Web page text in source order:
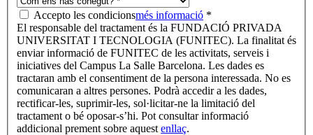
Accepto les condicionsmés informació *
El responsable del tractament és la FUNDACIÓ PRIVADA
UNIVERSITAT I TECNOLOGIA (FUNITEC). La finalitat és
enviar informació de FUNITEC de les activitats, serveis i
iniciatives del Campus La Salle Barcelona. Les dades es
tractaran amb el consentiment de la persona interessada. No es
comunicaran a altres persones. Podrà accedir a les dades,
rectificar-les, suprimir-les, sol·licitar-ne la limitació del
tractament o bé oposar-s’hi. Pot consultar informació
addicional prement sobre aquest enllaç.